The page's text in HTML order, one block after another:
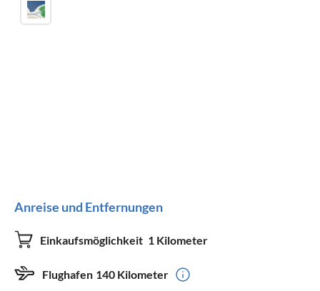
Anreise und Entfernungen
Einkaufsmöglichkeit 1 Kilometer
Flughafen 140 Kilometer